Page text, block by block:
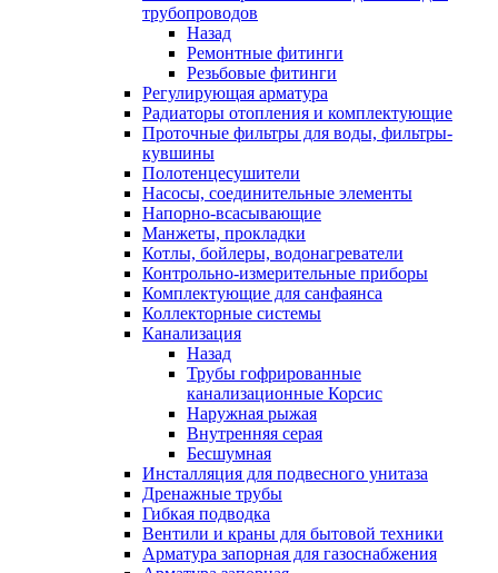
трубопроводов
Назад
Ремонтные фитинги
Резьбовые фитинги
Регулирующая арматура
Радиаторы отопления и комплектующие
Проточные фильтры для воды, фильтры-
кувшины
Полотенцесушители
Насосы, соединительные элементы
Напорно-всасывающие
Манжеты, прокладки
Котлы, бойлеры, водонагреватели
Контрольно-измерительные приборы
Комплектующие для санфаянса
Коллекторные системы
Канализация
Назад
Трубы гофрированные
канализационные Корсис
Наружная рыжая
Внутренняя серая
Бесшумная
Инсталляция для подвесного унитаза
Дренажные трубы
Гибкая подводка
Вентили и краны для бытовой техники
Арматура запорная для газоснабжения